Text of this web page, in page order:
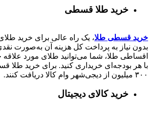
خرید طلا قسطی
خرید قسطی طلا، یک راه عالی برای خرید
بدون نیاز به پرداخت کل هزینه آن به‌صورت
اقساطی طلا، شما می‌توانید طلای مورد علاقه
با هر بودجه‌ای خریداری کنید. برای خرید طلا
۳۰۰ میلیون از دیجی‌شهر وام کالا دریافت کنند.
خرید کالای دیجیتال